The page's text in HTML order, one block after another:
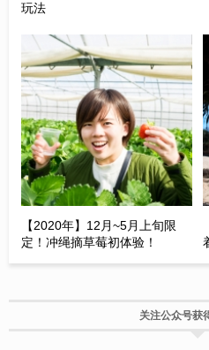
玩法
【2020年】12月~5月上旬限
定！冲绳摘草莓初体验！
关注公众号获